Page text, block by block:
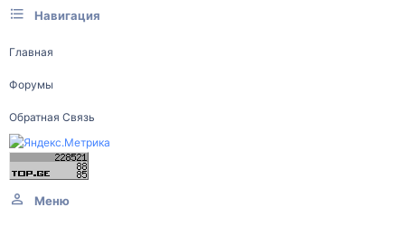
Навигация
Главная
Форумы
Обратная Связь
Меню